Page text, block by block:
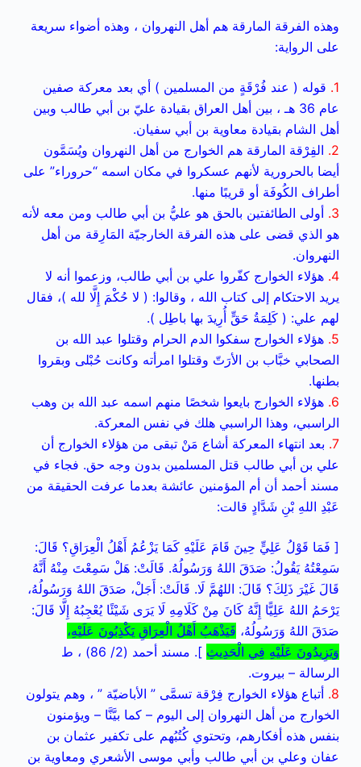
وهذه الفرقة المارقة هم أهل النهروان ، وهذه أضواء سريعة
على الرواية:
1. قوله ( عند فُرْقَةٍ من المسلمين ) أي بعد معركة صفين
عام 36 هـ ، بين أهل العراق بقيادة عليّ بن أبي طالب وبين
أهل الشام بقيادة معاوية بن أبي سفيان.
2. الفِرْقة المارقة هم الخوارج من أهل النهروان ويُسَمَّون
أيضا بالحرورية لأنهم عسكروا في مكان اسمه “حروراء” على
أطراف الكُوفَة أو قريبًا منها.
3. أولى الطائفتين بالحق هو عليُّ بن أبي طالب ومن معه لأنه
هو الذي قضى على هذه الفرقة الخارجيّة المَارِقة من أهل
النهروان.
4. هؤلاء الخوارج كفّروا علي بن أبي طالب، وزعموا أنه لا
يريد الاحتكام إلى كتاب الله ، وقالوا: ( لا حُكْمَ إِلَّا لله )، فقال
لهم علي: ( كَلِمَةُ حَقٍّ أُرِيدَ بها باطِل ).
5. هؤلاء الخوارج سفكوا الدم الحرام وقتلوا عبد الله بن
الصحابي خبَّاب بن الأرَتّ وقتلوا امرأته وكانت حُبْلى وبقروا
بطنها.
6. هؤلاء الخوارج بايعوا شخصًا منهم اسمه عبد الله بن وهب
الراسبي، وهذا الراسبي هلك في نفس المعركة.
7. بعد انتهاء المعركة أشاع مَنْ تبقى من هؤلاء الخوارج أن
علي بن أبي طالب قتل المسلمين بدون وجه حق. فجاء في
مسند أحمد أن أم المؤمنين عائشة بعدما عرفت الحقيقة من
عَبْدِ اللهِ بْنِ شَدَّادٍ قالت:
[ فَمَا قَوْلُ عَلِيٍّ حِينَ قَامَ عَلَيْهِ كَمَا يَزْعُمُ أَهْلُ الْعِرَاقِ؟ قَالَ:
سَمِعْتُهُ يَقُولُ: صَدَقَ اللهُ وَرَسُولُهُ. قَالَتْ: هَلْ سَمِعْتَ مِنْهُ أَنَّهُ
قَالَ غَيْرَ ذَلِكَ؟ قَالَ: اللهُمَّ لَا. قَالَتْ: أَجَلْ، صَدَقَ اللهُ وَرَسُولُهُ،
يَرْحَمُ اللهُ عَلِيًّا إِنَّهُ كَانَ مِنْ كَلَامِهِ لَا يَرَى شَيْئًا يُعْجِبُهُ إِلَّا قَالَ:
صَدَقَ اللهُ وَرَسُولُهُ، فَيَذْهَبُ أَهْلُ الْعِرَاقِ يَكْذِبُونَ عَلَيْهِ،
وَيَزِيدُونَ عَلَيْهِ فِي الْحَدِيثِ ].
مسند أحمد (2/ 86) ، ط
الرسالة – بيروت.
8. أتباع هؤلاء الخوارج فِرْقة تسمَّى ” الأباضيّة ” ، وهم يتولون
الخوارج من أهل النهروان إلى اليوم – كما بيَّنَّا – ويؤمنون
بنفس هذه أفكارهم، وتحتوي كُتُبُهم على تكفير عثمان بن
عفان وعلي بن أبي طالب وأبي موسى الأشعري ومعاوية بن